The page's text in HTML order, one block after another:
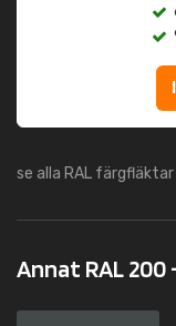
se alla RAL färgfläktar
Annat RAL 200